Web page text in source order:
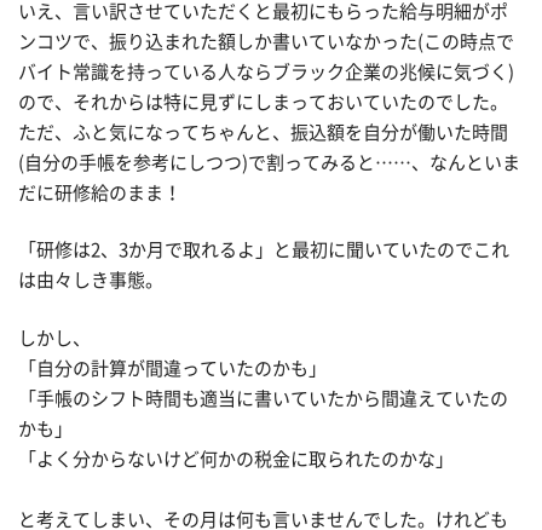
いえ、言い訳させていただくと最初にもらった給与明細がポ
ンコツで、振り込まれた額しか書いていなかった(この時点で
バイト常識を持っている人ならブラック企業の兆候に気づく)
ので、それからは特に見ずにしまっておいていたのでした。
ただ、ふと気になってちゃんと、振込額を自分が働いた時間
(自分の手帳を参考にしつつ)で割ってみると……、なんといま
だに研修給のまま！
「研修は2、3か月で取れるよ」と最初に聞いていたのでこれ
は由々しき事態。
しかし、
「自分の計算が間違っていたのかも」
「手帳のシフト時間も適当に書いていたから間違えていたの
かも」
「よく分からないけど何かの税金に取られたのかな」
と考えてしまい、その月は何も言いませんでした。けれども